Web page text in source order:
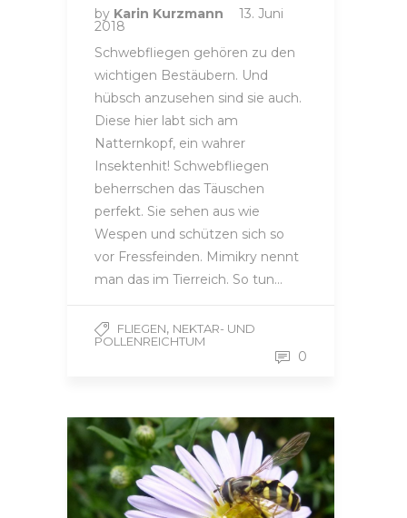
by Karin Kurzmann 13. Juni
2018
Schwebfliegen gehören zu den
wichtigen Bestäubern. Und
hübsch anzusehen sind sie auch.
Diese hier labt sich am
Natternkopf, ein wahrer
Insektenhit! Schwebfliegen
beherrschen das Täuschen
perfekt. Sie sehen aus wie
Wespen und schützen sich so
vor Fressfeinden. Mimikry nennt
man das im Tierreich. So tun…
FLIEGEN, NEKTAR- UND
POLLENREICHTUM
0